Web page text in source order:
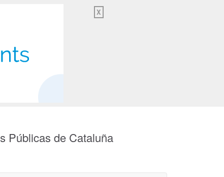
X
Públicas de Cataluña